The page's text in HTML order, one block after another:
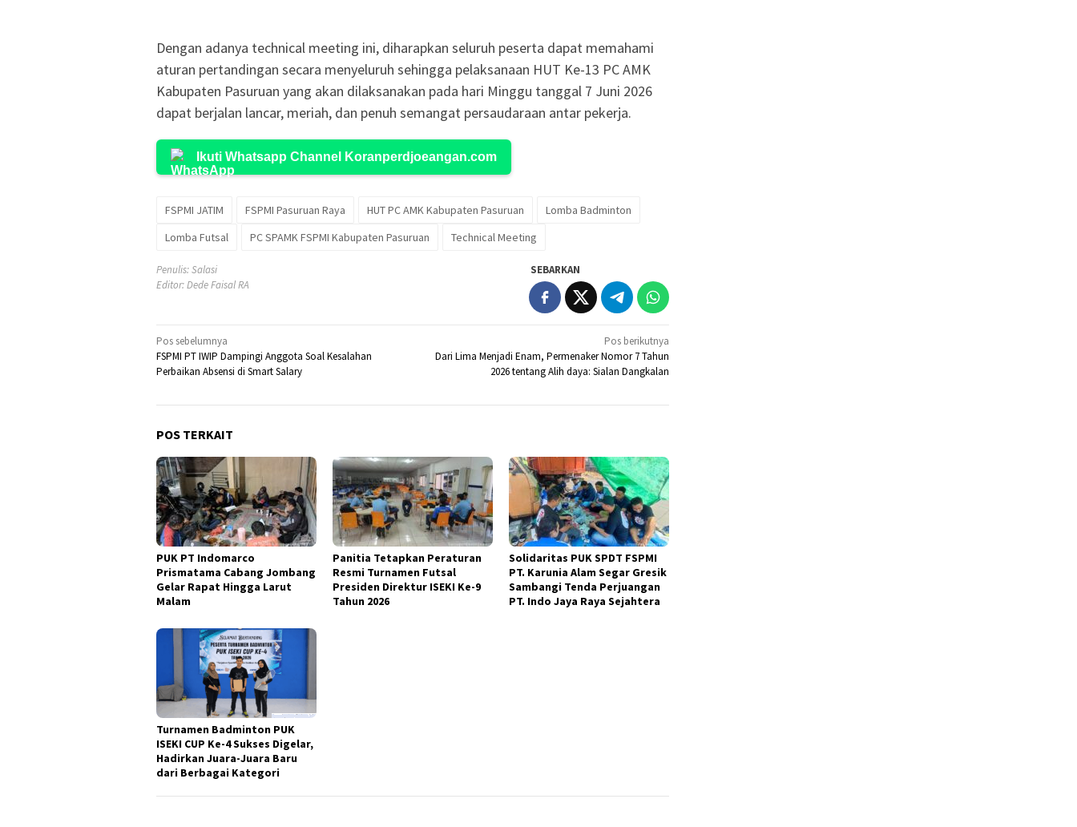
Dengan adanya technical meeting ini, diharapkan seluruh peserta dapat memahami
aturan pertandingan secara menyeluruh sehingga pelaksanaan HUT Ke-13 PC AMK
Kabupaten Pasuruan yang akan dilaksanakan pada hari Minggu tanggal 7 Juni 2026
dapat berjalan lancar, meriah, dan penuh semangat persaudaraan antar pekerja.
Ikuti Whatsapp Channel Koranperdjoeangan.com
FSPMI JATIM FSPMI Pasuruan Raya HUT PC AMK Kabupaten Pasuruan
Lomba Badminton
Lomba Futsal
PC SPAMK FSPMI Kabupaten Pasuruan Technical Meeting
Penulis: Salasi
Editor: Dede Faisal RA
SEBARKAN
Navigasi
pos
Pos sebelumnya
FSPMI PT IWIP Dampingi Anggota Soal Kesalahan
Perbaikan Absensi di Smart Salary
Pos berikutnya
Dari Lima Menjadi Enam, Permenaker Nomor 7 Tahun
2026 tentang Alih daya: Sialan Dangkalan
POS TERKAIT
PUK PT Indomarco
Prismatama Cabang Jombang
Gelar Rapat Hingga Larut
Malam
Panitia Tetapkan Peraturan
Resmi Turnamen Futsal
Presiden Direktur ISEKI Ke-9
Tahun 2026
Solidaritas PUK SPDT FSPMI
PT. Karunia Alam Segar Gresik
Sambangi Tenda Perjuangan
PT. Indo Jaya Raya Sejahtera
Turnamen Badminton PUK
ISEKI CUP Ke-4 Sukses Digelar,
Hadirkan Juara-Juara Baru
dari Berbagai Kategori